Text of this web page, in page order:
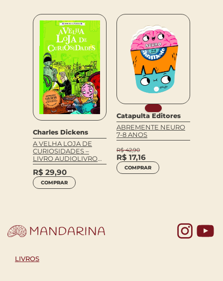
Charles Dickens
A VELHA LOJA DE
CURIOSIDADES –
LIVRO AUDIOLIVRO
GRÁTIS
R$ 29,90
COMPRAR
Catapulta Editores
ABREMENTE NEURO
7-8 ANOS
R$42,90
R$ 17,16
COMPRAR
LIVROS